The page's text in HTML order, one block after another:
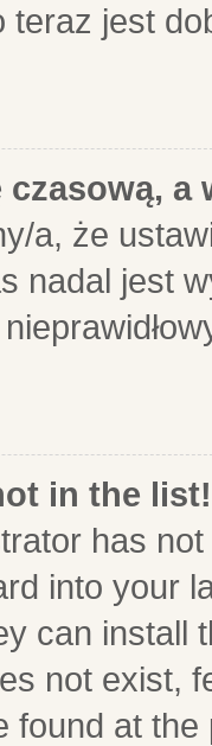
teraz jest
czasową,
a, że
nadal jest
in the list!
has
into your
can install
not exist,
found at